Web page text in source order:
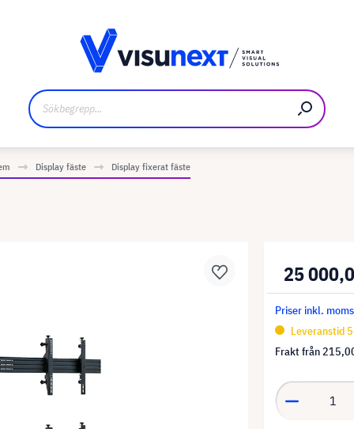
Display fäste Display fixerat fäste
25
Priser inkl.
Leveranstid
Frakt från